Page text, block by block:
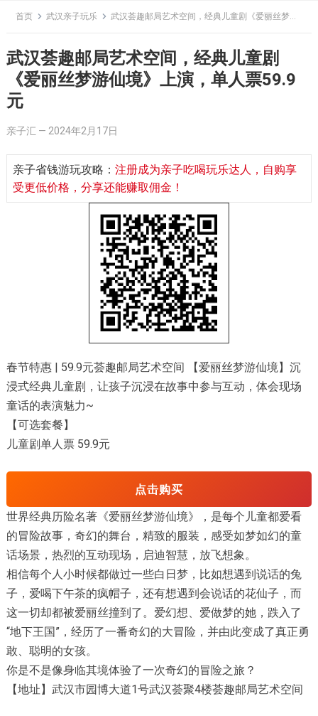
首页 武汉亲子玩乐 武汉荟趣邮局艺术空间，经典儿童剧《爱丽丝梦游仙境》上演，单人票59.9元
武汉荟趣邮局艺术空间，经典儿童剧
《爱丽丝梦游仙境》上演，单人票59.9
元
亲子汇 — 2024年2月17日
亲子省钱游玩攻略： 注册成为亲子吃喝玩乐达人，自购享
受更低价格，分享还能赚取佣金！
春节特惠 | 59.9元荟趣邮局艺术空间 【爱丽丝梦游仙境】沉
浸式经典儿童剧，让孩子沉浸在故事中参与互动，体会现场
童话的表演魅力~
【可选套餐】
儿童剧单人票 59.9元
点击购买
世界经典历险名著《爱丽丝梦游仙境》，是每个儿童都爱看
的冒险故事，奇幻的舞台，精致的服装，感受如梦如幻的童
话场景，热烈的互动现场，启迪智慧，放飞想象。
相信每个人小时候都做过一些白日梦，比如想遇到说话的兔
子，爱喝下午茶的疯帽子，还有想遇到会说话的花仙子，而
这一切却都被爱丽丝撞到了。爱幻想、爱做梦的她，跌入了
“地下王国”，经历了一番奇幻的大冒险，并由此变成了真正勇
敢、聪明的女孩。
你是不是像身临其境体验了一次奇幻的冒险之旅？
【地址】武汉市园博大道1号武汉荟聚4楼荟趣邮局艺术空间